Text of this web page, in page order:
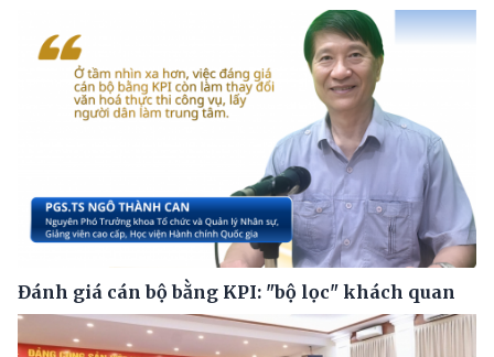
Đánh giá cán bộ bằng KPI: "bộ lọc" khách quan